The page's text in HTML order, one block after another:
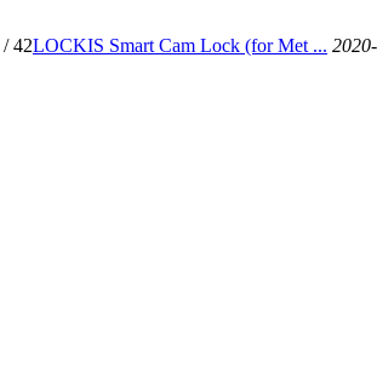
/ 42LOCKIS Smart Cam Lock (for Met ...